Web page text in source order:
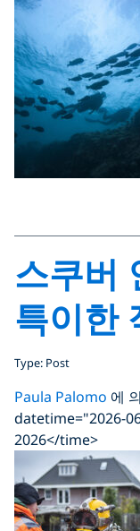
스쿠버
특이한
Type: Post
Paula Palomo 에
datetime="2026-
2026</time>